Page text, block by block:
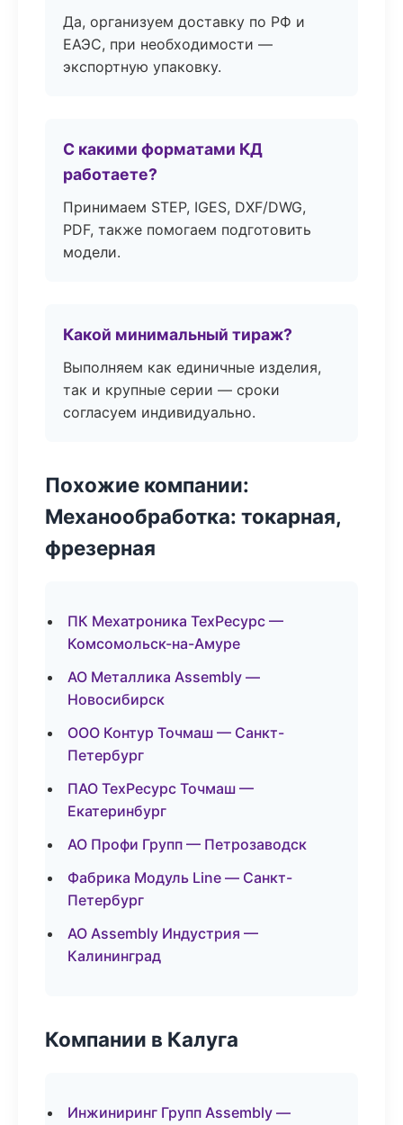
Да, организуем доставку по РФ и
ЕАЭС, при необходимости —
экспортную упаковку.
С какими форматами КД
работаете?
Принимаем STEP, IGES, DXF/DWG,
PDF, также помогаем подготовить
модели.
Какой минимальный тираж?
Выполняем как единичные изделия,
так и крупные серии — сроки
согласуем индивидуально.
Похожие компании:
Механообработка: токарная,
фрезерная
ПК Мехатроника ТехРесурс —
Комсомольск-на-Амуре
АО Металлика Assembly —
Новосибирск
ООО Контур Точмаш — Санкт-
Петербург
ПАО ТехРесурс Точмаш —
Екатеринбург
АО Профи Групп — Петрозаводск
Фабрика Модуль Line — Санкт-
Петербург
АО Assembly Индустрия —
Калининград
Компании в Калуга
Инжиниринг Групп Assembly —